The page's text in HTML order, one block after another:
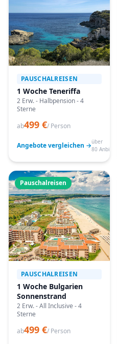
PAUSCHALREISEN
1 Woche Teneriffa
2 Erw. - Halbpension - 4
Sterne
ab499 €/ Person
Angebote vergleichen →über
80 Anbieter
Pauschalreisen
PAUSCHALREISEN
1 Woche Bulgarien
Sonnenstrand
2 Erw. - All Inclusive - 4
Sterne
ab499 €/ Person